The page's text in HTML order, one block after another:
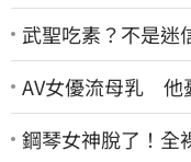
武聖吃素？不是
AV女優流母乳 他
鋼琴女神脫了！全